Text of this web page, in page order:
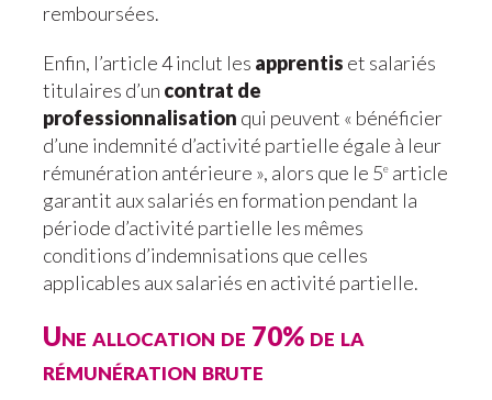
remboursées.
Enfin, l’article 4 inclut les apprentis et salariés
titulaires d’un contrat de
professionnalisation qui peuvent « bénéficier
d’une indemnité d’activité partielle égale à leur
rémunération antérieure », alors que le 5e article
garantit aux salariés en formation pendant la
période d’activité partielle les mêmes
conditions d’indemnisations que celles
applicables aux salariés en activité partielle.
Une allocation de 70% de la
rémunération brute